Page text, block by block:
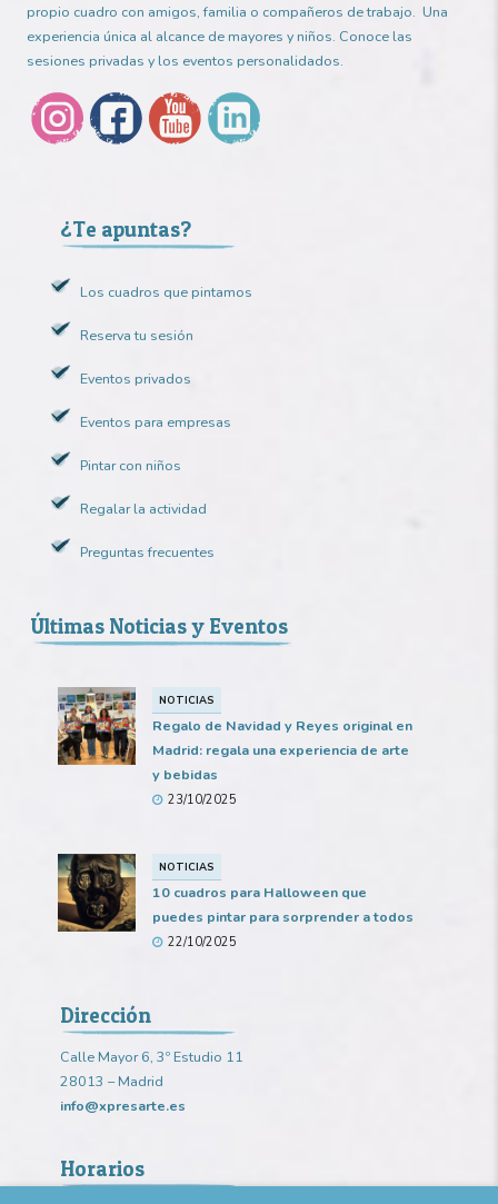
propio cuadro con amigos, familia o compañeros de trabajo. Una
experiencia única al alcance de mayores y niños. Conoce las
sesiones privadas y los eventos personalidados.
¿Te apuntas?
Los cuadros que pintamos
Reserva tu sesión
Eventos privados
Eventos para empresas
Pintar con niños
Regalar la actividad
Preguntas frecuentes
Últimas Noticias y Eventos
NOTICIAS
Regalo de Navidad y Reyes original en
Madrid: regala una experiencia de arte
y bebidas
23/10/2025
NOTICIAS
10 cuadros para Halloween que
puedes pintar para sorprender a todos
22/10/2025
Dirección
Calle Mayor 6, 3º Estudio 11
28013 – Madrid
info@xpresarte.es
Horarios